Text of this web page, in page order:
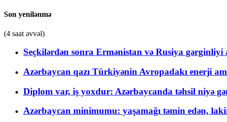
Son yenilənmə
(4 saat əvvəl)
Seçkilərdən sonra Ermənistan və Rusiya gərginliyi
Azərbaycan qazı Türkiyənin Avropadakı enerji
Diplom var, iş yoxdur: Azərbaycanda təhsil niyə
Azərbaycan minimumu: yaşamağı təmin edən,